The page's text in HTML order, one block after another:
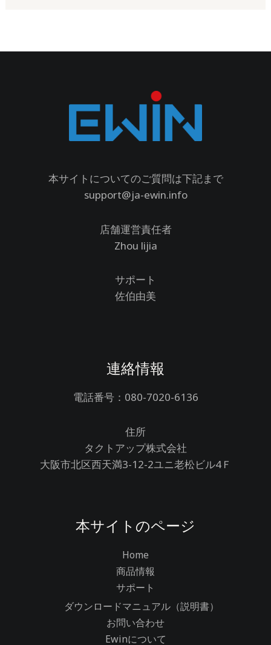
本サイトについてのご質問は下記まで
support@ja-ewin.info
店舗運営責任者
Zhou lijia
サポート
佐伯由美
連絡情報
電話番号：080-7020-6136
住所
タクトアップ株式会社
大阪市北区西天満3-12-2ユニ老松ビル4Ｆ
本サイトのページ
Home
商品情報
サポート
ダウンロードマニュアル（説明書）
お問い合わせ
Ewinについて